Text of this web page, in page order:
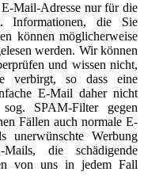
Mail-Adresse nur für die
Informationen, die Sie
können möglicherweise
werden. Wir können
und wissen nicht,
verbirgt, so dass eine
E-Mail daher nicht
SPAM-Filter gegen
Fällen auch normale E-
unerwünschte Werbung
die schädigende
von uns in jedem Fall